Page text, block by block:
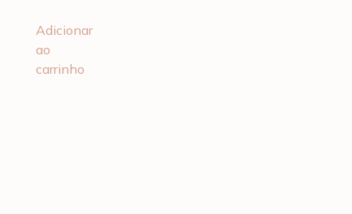
Adicionar
ao
carrinho